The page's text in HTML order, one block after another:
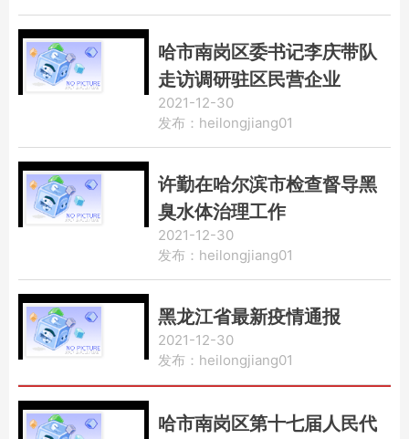
哈市南岗区委书记李庆带队
走访调研驻区民营企业
2021-12-30
发布：heilongjiang01
许勤在哈尔滨市检查督导黑
臭水体治理工作
2021-12-30
发布：heilongjiang01
黑龙江省最新疫情通报
2021-12-30
发布：heilongjiang01
哈市南岗区第十七届人民代